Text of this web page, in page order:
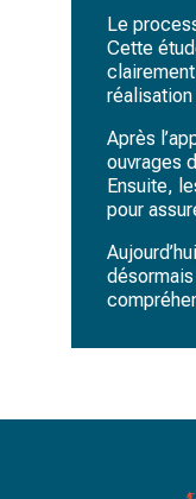
Le
Cette
réalisation
Après
ouvrages
Ensuite,
pour
désormais